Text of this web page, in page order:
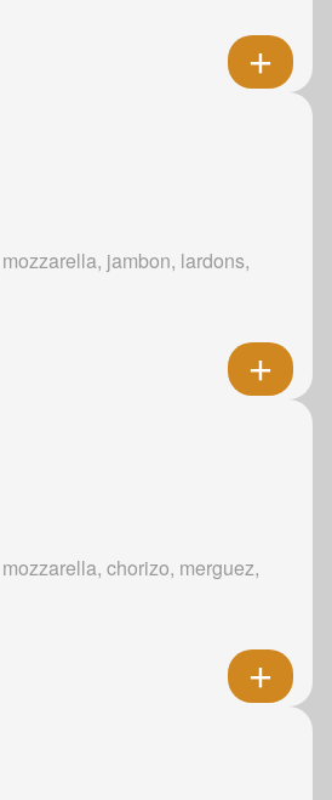
jambon, lardons,
chorizo, merguez,